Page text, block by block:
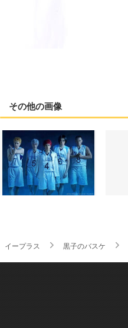
その他の画像
イープラス 黒子のバスケ